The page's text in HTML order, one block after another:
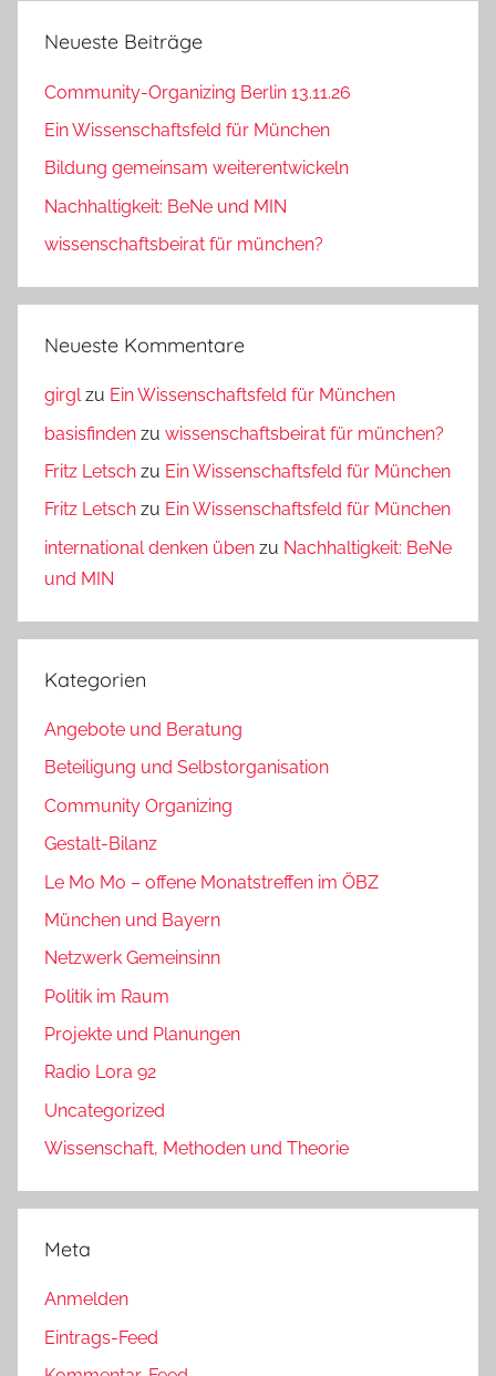
Neueste Beiträge
Community-Organizing Berlin 13.11.26
Ein Wissenschaftsfeld für München
Bildung gemeinsam weiterentwickeln
Nachhaltigkeit: BeNe und MIN
wissenschaftsbeirat für münchen?
Neueste Kommentare
girglzu Ein Wissenschaftsfeld für München
basisfinden zu wissenschaftsbeirat für münchen?
Fritz Letsch zu Ein Wissenschaftsfeld für München
Fritz Letsch zu Ein Wissenschaftsfeld für München
international denken üben zu Nachhaltigkeit: BeNe
und MIN
Kategorien
Angebote und Beratung
Beteiligung und Selbstorganisation
Community Organizing
Gestalt-Bilanz
Le Mo Mo – offene Monatstreffen im ÖBZ
München und Bayern
Netzwerk Gemeinsinn
Politik im Raum
Projekte und Planungen
Radio Lora 92
Uncategorized
Wissenschaft, Methoden und Theorie
Meta
Anmelden
Eintrags-Feed